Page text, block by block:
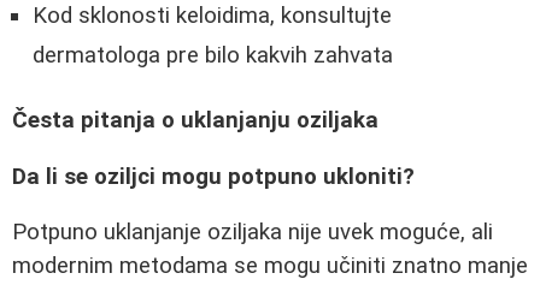
Kod sklonosti keloidima, konsultujte
dermatologa pre bilo kakvih zahvata
Česta pitanja o uklanjanju oziljaka
Da li se oziljci mogu potpuno ukloniti?
Potpuno uklanjanje oziljaka nije uvek moguće, ali
modernim metodama se mogu učiniti znatno manje